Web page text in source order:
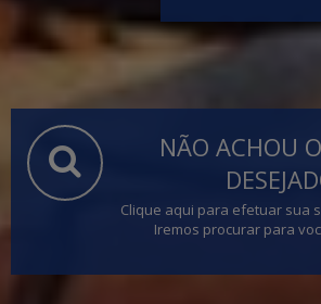
NÃO ACHOU
Clique aqui para efetuar sua
Iremos procurar para